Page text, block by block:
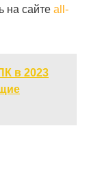
на сайте all-
в 2023